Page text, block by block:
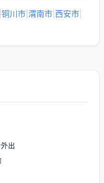
铜川市 渭南市 西安市
出